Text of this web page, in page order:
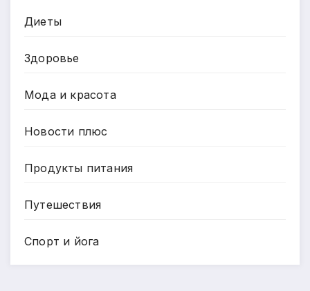
Диеты
Здоровье
Мода и красота
Новости плюс
Продукты питания
Путешествия
Спорт и йога